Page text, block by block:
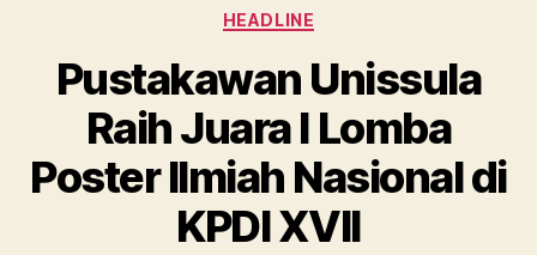
Categories
HEADLINE
Pustakawan Unissula
Raih Juara I Lomba
Poster Ilmiah Nasional di
KPDI XVII